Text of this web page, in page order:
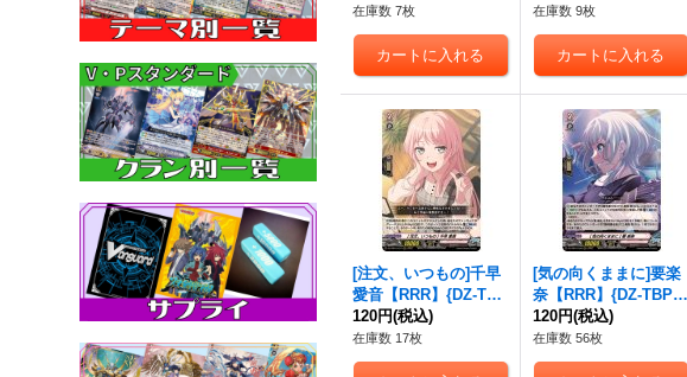
在庫数 7枚 在庫数 9枚
[注文、いつもの]千早
愛音【RRR】{DZ-TBP
01/037}《BanGDrea
m!》
120円(税込)
在庫数 17枚
[気の向くままに]要楽
奈【RRR】{DZ-TBP0
1/038}《BanGDrea
m!》
120円(税込)
在庫数 56枚